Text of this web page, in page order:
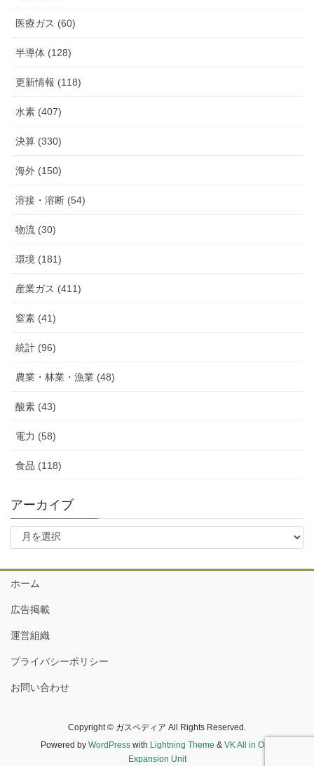
医療ガス (60)
半導体 (128)
更新情報 (118)
水素 (407)
決算 (330)
海外 (150)
溶接・溶断 (54)
物流 (30)
環境 (181)
産業ガス (411)
窒素 (41)
統計 (96)
農業・林業・漁業 (48)
酸素 (43)
電力 (58)
食品 (118)
アーカイブ
ア
イ
ブ
ホーム
広告掲載
運営組織
プライバシーポリシー
お問い合わせ
Copyright © ガスペディア All Rights Reserved.
Powered by WordPresswith Lightning Theme & VK All in One
Expansion Unit